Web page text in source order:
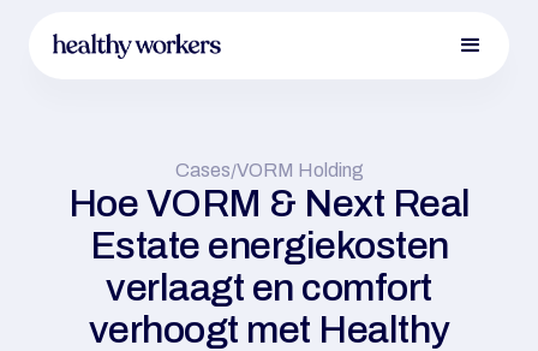
Cases/VORM Holding
Hoe VORM & Next Real
Estate energiekosten
verlaagt en comfort
verhoogt met Healthy